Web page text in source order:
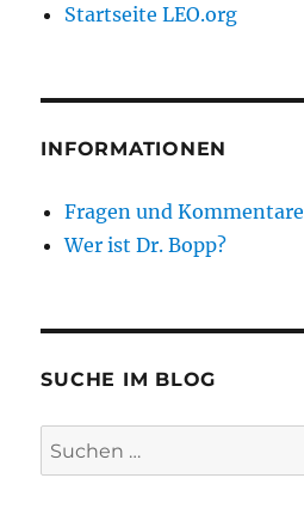
Startseite LEO.org
INFORMATIONEN
Fragen und Kommentare
Wer ist Dr. Bopp?
SUCHE IM BLOG
Suchen
nach: